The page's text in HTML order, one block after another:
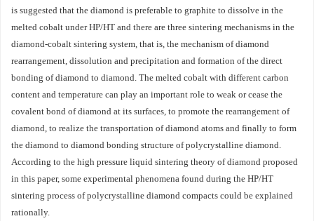
is suggested that the diamond is preferable to graphite to dissolve in the
melted cobalt under HP/HT and there are three sintering mechanisms in the
diamond-cobalt sintering system, that is, the mechanism of diamond
rearrangement, dissolution and precipitation and formation of the direct
bonding of diamond to diamond. The melted cobalt with different carbon
content and temperature can play an important role to weak or cease the
covalent bond of diamond at its surfaces, to promote the rearrangement of
diamond, to realize the transportation of diamond atoms and finally to form
the diamond to diamond bonding structure of polycrystalline diamond.
According to the high pressure liquid sintering theory of diamond proposed
in this paper, some experimental phenomena found during the HP/HT
sintering process of polycrystalline diamond compacts could be explained
rationally.